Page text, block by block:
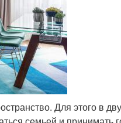
Для этого в